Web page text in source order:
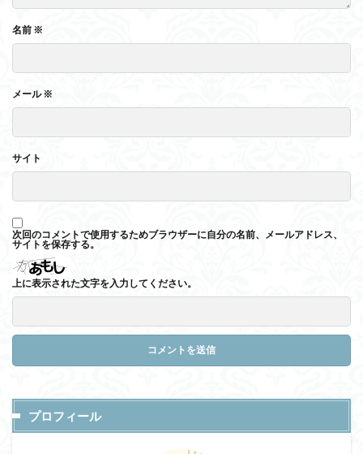
名前 ※
メール※
サイト
次回のコメントで使用するためブラウザーに自分の名前、メールアドレス、
サイトを保存する。
上に表示された文字を入力してください。
プロフィール